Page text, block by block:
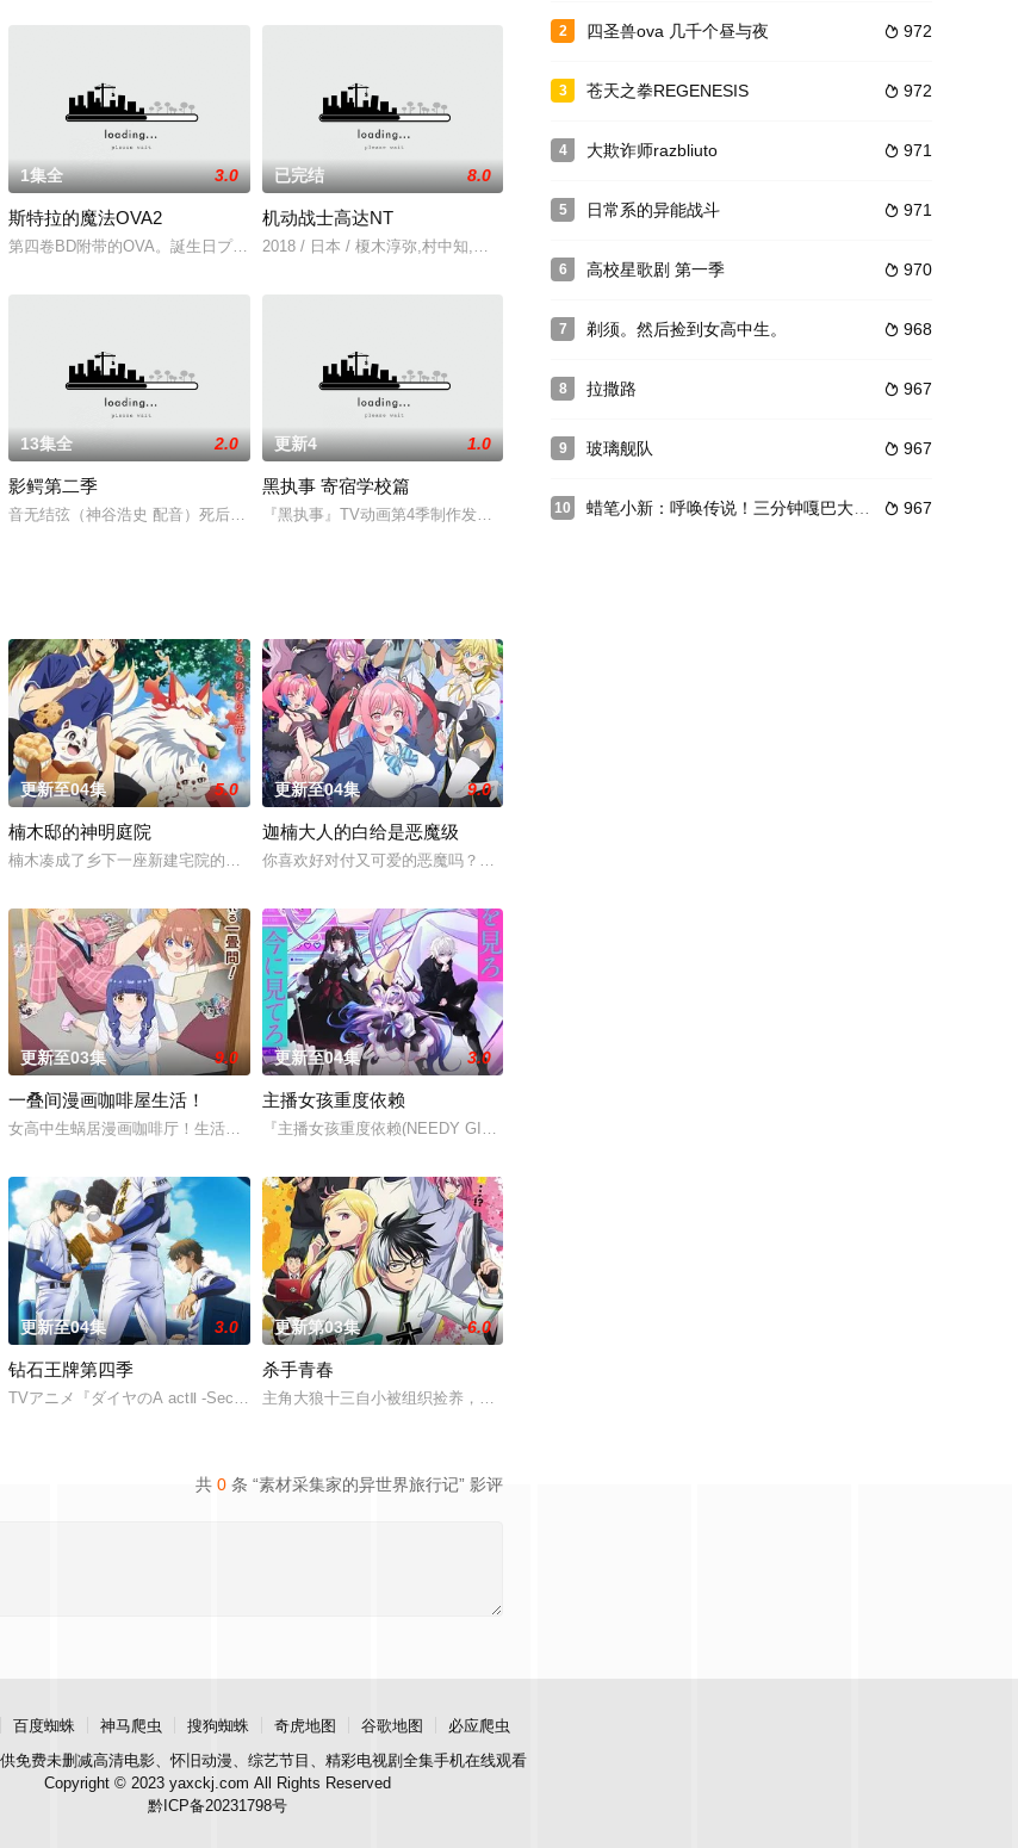
以后，留下了价值20亿日圆的丰厚遗产和一封遗书。在遗书中他宣布，只有以“
1集全 3.0
斯特拉的魔法OVA2
第四卷BD附带的OVA。誕生日プレゼントに欲しいものを探し、駅前を歩く歌夜たち。ファンシーグッズのお店や紅
已完结 8.0
机动战士高达NT
2018 / 日本 / 榎木淳弥,村中知,松浦爱弓,梅原裕一郎,
13集全 2.0
影鳄第二季
音无结弦（神谷浩史 配音）死后来到了死后的世界。醒来后发现在一座学校里，一名叫仲村由里（樱井浩美 配音）的
更新4 1.0
黑执事 寄宿学校篇
『黑执事』TV动画第4季制作发表2024年开播
在受到能够增幅人的欲望的“性欲衣”诱惑的人妻面前，菜鸟管理员吉田的命运
更新至04集 5.0
楠木邸的神明庭院
楠木凑成了乡下一座新建宅院的管理员。原本是座有恶灵寄宿其中、非常「不干净」的院落大宅，然而身怀超强驱除邪祟
更新至04集 9.0
迦楠大人的白给是恶魔级
你喜欢好对付又可爱的恶魔吗？女恶魔迦楠为了品尝美味的灵魂，潜入人间世界的高中。虽然锁定了一个男学
称为“分隔夜与昼的双子”。他们拥有获得
，经常在门后偷看父亲练习的模样。然而，父亲参加「真打」晋升测验却遭到无情
更新至03集 9.0
一叠间漫画咖啡屋生活！
女高中生蜗居漫画咖啡厅！生活在秋田的高中生森田芽衣子，有一天被选中为贵族学校"天宫女学院&quo
更新至04集 3.0
主播女孩重度依赖
『主播女孩重度依赖(NEEDY GIRL OVERDOSE)』是一款描绘网络天使（直播主）日常生活的多结局
直无法成功使用魔法飞行。某一天她遇到了一
平未同名漫画的电视动画，作为该系列第二部作品于2024年10月6日宣布制
更新至04集 3.0
钻石王牌第四季
TVアニメ『ダイヤのA actⅡ -Second Season-』が、2026年4月からテレ東系6局ネット
更新第03集 6.0
杀手青春
主角大狼十三自小被组织捡养，并成为传说级杀手。某次任务中，他遭到神秘生物兵器刺中，竟意外变回中学
共 0 条 “素材采集家的异世界旅行记” 影评
2  972
四圣兽ova 几千个昼与夜
3  972
苍天之拳REGENESIS
4  971
大欺诈师razbliuto
5  971
日常系的异能战斗
6  970
高校星歌剧 第一季
7  968
剃须。然后捡到女高中生。
8  967
拉撒路
9  967
玻璃舰队
10  967
蜡笔小新：呼唤传说！三分钟嘎巴大进攻
百度蜘蛛 神马爬虫 搜狗蜘蛛 奇虎地图 谷歌地图
必应爬虫
免费未删减高清电影、怀旧动漫、综艺节目、精彩电视剧全集手机在线观看
Copyright © 2023 yaxckj.com All Rights Reserved
黔ICP备20231798号